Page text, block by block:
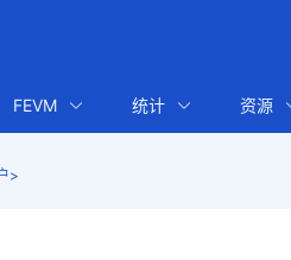
FEVM 统计 资源
>